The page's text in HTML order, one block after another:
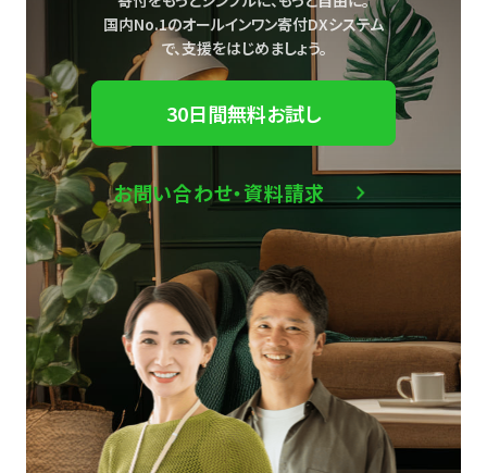
国内No.1のオールインワン寄付DXシステム
で、支援をはじめましょう。
30日間無料お試し
お問い合わせ・資料請求